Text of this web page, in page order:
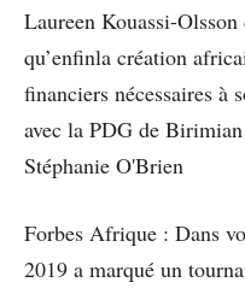
Laureen Kouassi-
qu’enfinla création
financiers nécessaires à
avec la PDG de
Stéphanie O'Brien
Forbes Afrique : Dans
2019 a marqué un